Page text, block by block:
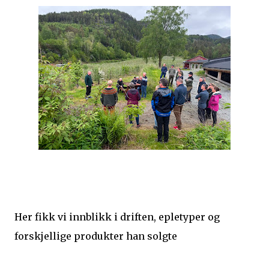
Her fikk vi innblikk i driften, epletyper og
forskjellige produkter han solgte